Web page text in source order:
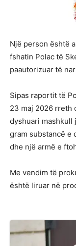
Një person është
fshatin Polac të
paautorizuar të
Sipas raportit të
23 maj 2026 rreth
dyshuari mashkull
gram substancë e
dhe një armë e
Me vendim të
është liruar në